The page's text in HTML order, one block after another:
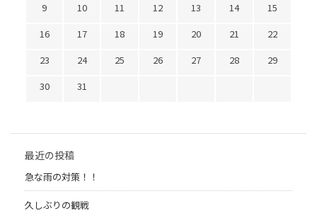
9
10 11 12 13 14
15
16
17 18 19 20 21
22
23
24 25 26 27 28
29
30
31
最近の投稿
急な雨の対策！！
久しぶりの観戦